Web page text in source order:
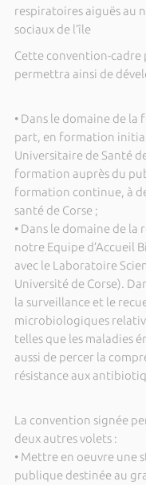
respiratoires aiguës au
sociaux de l’île
Cette convention-cadre
permettra ainsi de
• Dans le domaine de
part, en formation
Universitaire de Santé
formation auprès du
formation continue, à
santé de Corse ;
• Dans le domaine de
notre Equipe d’Accueil
avec le Laboratoire
Université de Corse).
la surveillance et le
microbiologiques
telles que les maladies
aussi de percer la
résistance aux
La convention signée
deux autres volets :
• Mettre en oeuvre une
publique destinée au